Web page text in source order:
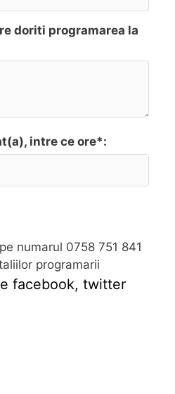
doriti programarea la
intre ce ore*:
numarul 0758 751 841
programarii
facebook, twitter